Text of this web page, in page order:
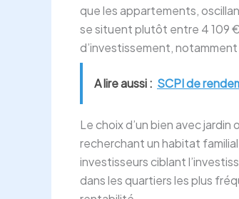
que les appartements,
se situent plutôt entre 4 109
d’investissement,
A lire aussi : SCPI de
Le choix d’un bien avec
recherchant un habitat
investisseurs ciblant
dans les quartiers les plus